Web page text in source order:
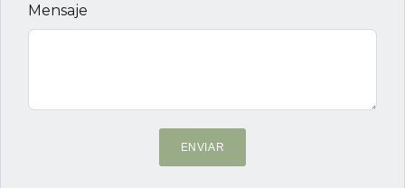
Mensaje
ENVIAR